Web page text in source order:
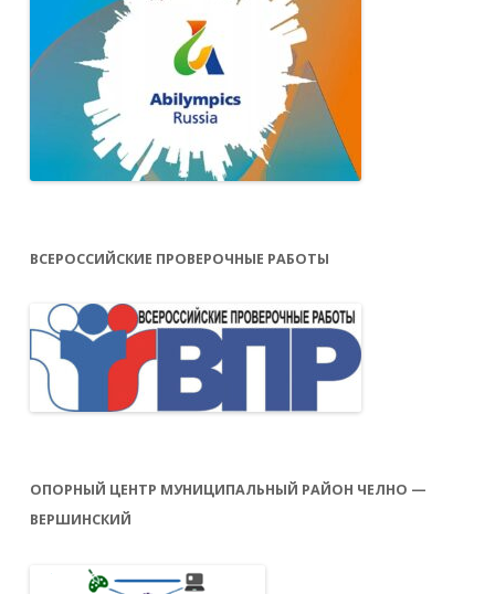
ВСЕРОССИЙСКИЕ ПРОВЕРОЧНЫЕ РАБОТЫ
ОПОРНЫЙ ЦЕНТР МУНИЦИПАЛЬНЫЙ РАЙОН ЧЕЛНО —
ВЕРШИНСКИЙ